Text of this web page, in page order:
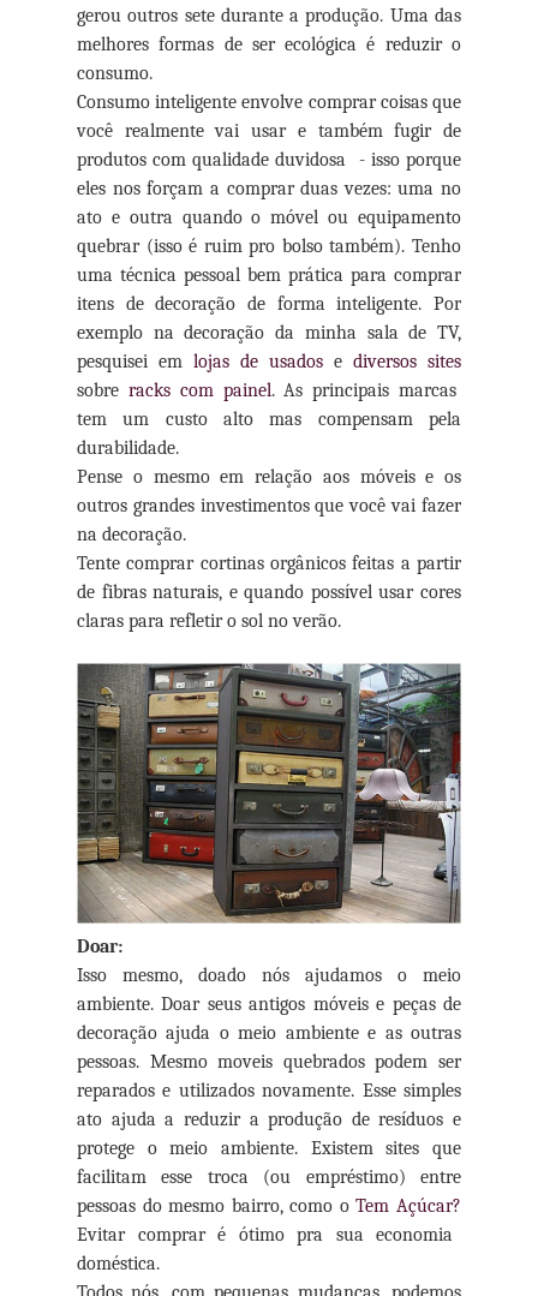
gerou outros sete durante a produção. Uma das
melhores formas de ser ecológica é reduzir o
consumo.
Consumo inteligente envolve comprar coisas que
você realmente vai usar e também fugir de
produtos com qualidade duvidosa - isso porque
eles nos forçam a comprar duas vezes: uma no
ato e outra quando o móvel ou equipamento
quebrar (isso é ruim pro bolso também). Tenho
uma técnica pessoal bem prática para comprar
itens de decoração de forma inteligente. Por
exemplo na decoração da minha sala de TV,
pesquisei em lojas de usados e diversos sites
sobre racks com painel. As principais marcas
tem um custo alto mas compensam pela
durabilidade.
Pense o mesmo em relação aos móveis e os
outros grandes investimentos que você vai fazer
na decoração.
Tente comprar cortinas orgânicos feitas a partir
de fibras naturais, e quando possível usar cores
claras para refletir o sol no verão.
Doar:
Isso mesmo, doado nós ajudamos o meio
ambiente. Doar seus antigos móveis e peças de
decoração ajuda o meio ambiente e as outras
pessoas. Mesmo moveis quebrados podem ser
reparados e utilizados novamente. Esse simples
ato ajuda a reduzir a produção de resíduos e
protege o meio ambiente. Existem sites que
facilitam esse troca (ou empréstimo) entre
pessoas do mesmo bairro, como oTem Açúcar?
Evitar comprar é ótimo pra sua economia
doméstica.